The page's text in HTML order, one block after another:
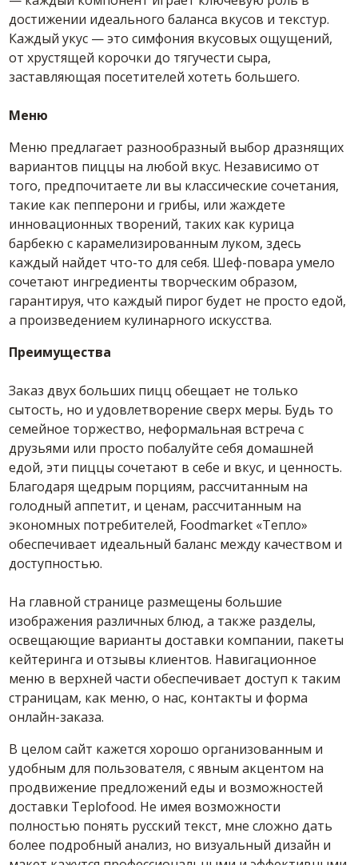
достижении идеального баланса вкусов и текстур.
Каждый укус — это симфония вкусовых ощущений,
от хрустящей корочки до тягучести сыра,
заставляющая посетителей хотеть большего.
Меню
Меню предлагает разнообразный выбор дразнящих
вариантов пиццы на любой вкус. Независимо от
того, предпочитаете ли вы классические сочетания,
такие как пепперони и грибы, или жаждете
инновационных творений, таких как курица
барбекю с карамелизированным луком, здесь
каждый найдет что-то для себя. Шеф-повара умело
сочетают ингредиенты творческим образом,
гарантируя, что каждый пирог будет не просто едой,
а произведением кулинарного искусства.
Преимущества
Заказ двух больших пицц обещает не только
сытость, но и удовлетворение сверх меры. Будь то
семейное торжество, неформальная встреча с
друзьями или просто побалуйте себя домашней
едой, эти пиццы сочетают в себе и вкус, и ценность.
Благодаря щедрым порциям, рассчитанным на
голодный аппетит, и ценам, рассчитанным на
экономных потребителей, Foodmarket «Тепло»
обеспечивает идеальный баланс между качеством и
доступностью.
На главной странице размещены большие
изображения различных блюд, а также разделы,
освещающие варианты доставки компании, пакеты
кейтеринга и отзывы клиентов. Навигационное
меню в верхней части обеспечивает доступ к таким
страницам, как меню, о нас, контакты и форма
онлайн-заказа.
В целом сайт кажется хорошо организованным и
удобным для пользователя, с явным акцентом на
продвижение предложений еды и возможностей
доставки Teplofood. Не имея возможности
полностью понять русский текст, мне сложно дать
более подробный анализ, но визуальный дизайн и